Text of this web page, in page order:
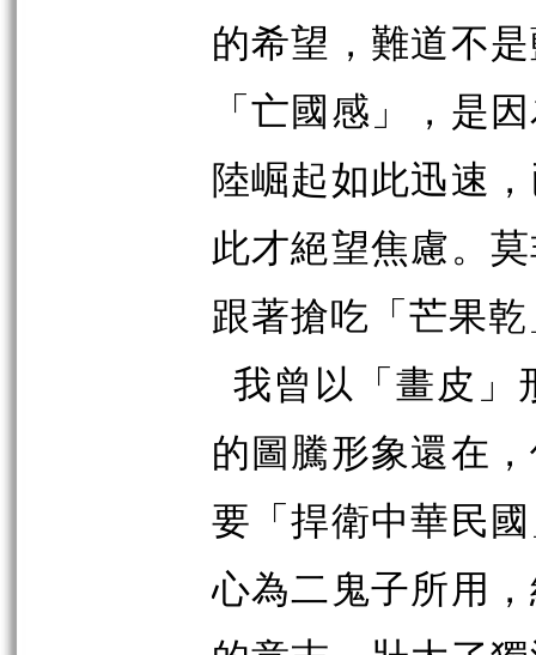
的希望，難道不
「亡國感」，是
陸崛起如此迅速
此才絕望焦慮。
跟著搶吃「芒果
我曾以「畫皮」
的圖騰形象還在
要「捍衛中華民
心為二鬼子所用